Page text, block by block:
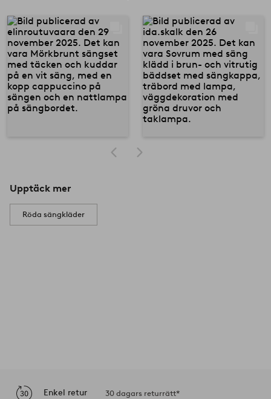
Upptäck mer
Röda sängkläder
Enkel retur 30 dagars returrätt*